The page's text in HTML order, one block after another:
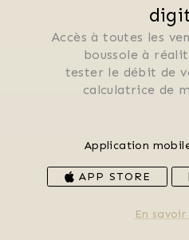
Accès à toutes les
boussole à
tester le débit de
calculatrice de
Application
APP STORE
En savoir